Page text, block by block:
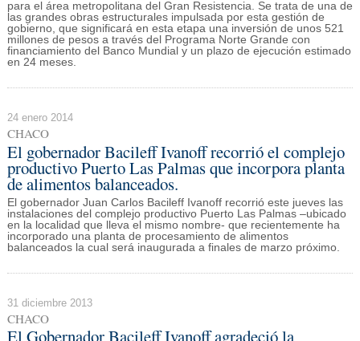
para el área metropolitana del Gran Resistencia. Se trata de una de
las grandes obras estructurales impulsada por esta gestión de
gobierno, que significará en esta etapa una inversión de unos 521
millones de pesos a través del Programa Norte Grande con
financiamiento del Banco Mundial y un plazo de ejecución estimado
en 24 meses.
24 enero 2014
CHACO
El gobernador Bacileff Ivanoff recorrió el complejo
productivo Puerto Las Palmas que incorpora planta
de alimentos balanceados.
El gobernador Juan Carlos Bacileff Ivanoff recorrió este jueves las
instalaciones del complejo productivo Puerto Las Palmas –ubicado
en la localidad que lleva el mismo nombre- que recientemente ha
incorporado una planta de procesamiento de alimentos
balanceados la cual será inaugurada a finales de marzo próximo.
31 diciembre 2013
CHACO
El Gobernador Bacileff Ivanoff agradeció la